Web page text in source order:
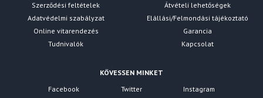
Szerződési feltételek
Adatvédelmi szabályzat
Online vitarendezés
Tudnivalók
Átvételi lehetőségek
Elállási/Felmondási tájékoztató
Garancia
Kapcsolat
KÖVESSEN MINKET
Facebook
Twitter Instagram